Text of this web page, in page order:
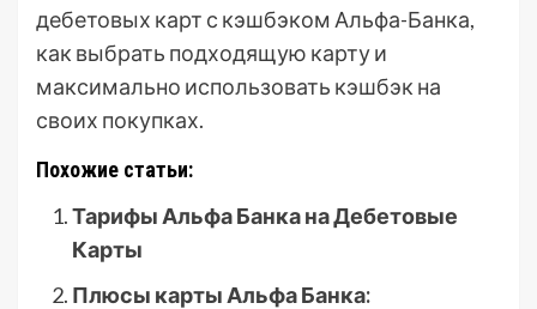
дебетовых карт с кэшбэком Альфа-Банка,
как выбрать подходящую карту и
максимально использовать кэшбэк на
своих покупках.
Похожие статьи:
Тарифы Альфа Банка на Дебетовые
Карты
Плюсы карты Альфа Банка: